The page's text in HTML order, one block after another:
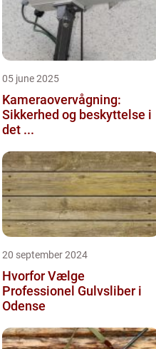
05 june 2025
Kameraovervågning:
Sikkerhed og beskyttelse i
det ...
20 september 2024
Hvorfor Vælge
Professionel Gulvsliber i
Odense